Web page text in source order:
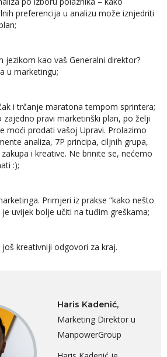
preferencija u analizu može iznjedriti
jezikom kao vaš Generalni direktor?
u marketingu;
i trčanje maratona tempom sprintera;
zajedno pravi marketinški plan, po želji
moći prodati vašoj Upravi. Prolazimo
analiza, 7P principa, ciljnih grupa,
i kreative. Ne brinite se, nećemo
:);
Primjeri iz prakse “kako nešto
uvijek bolje učiti na tuđim greškama;
kreativniji odgovori za kraj.
Haris Kadenić,
Marketing Direktor u
ManpowerGroup